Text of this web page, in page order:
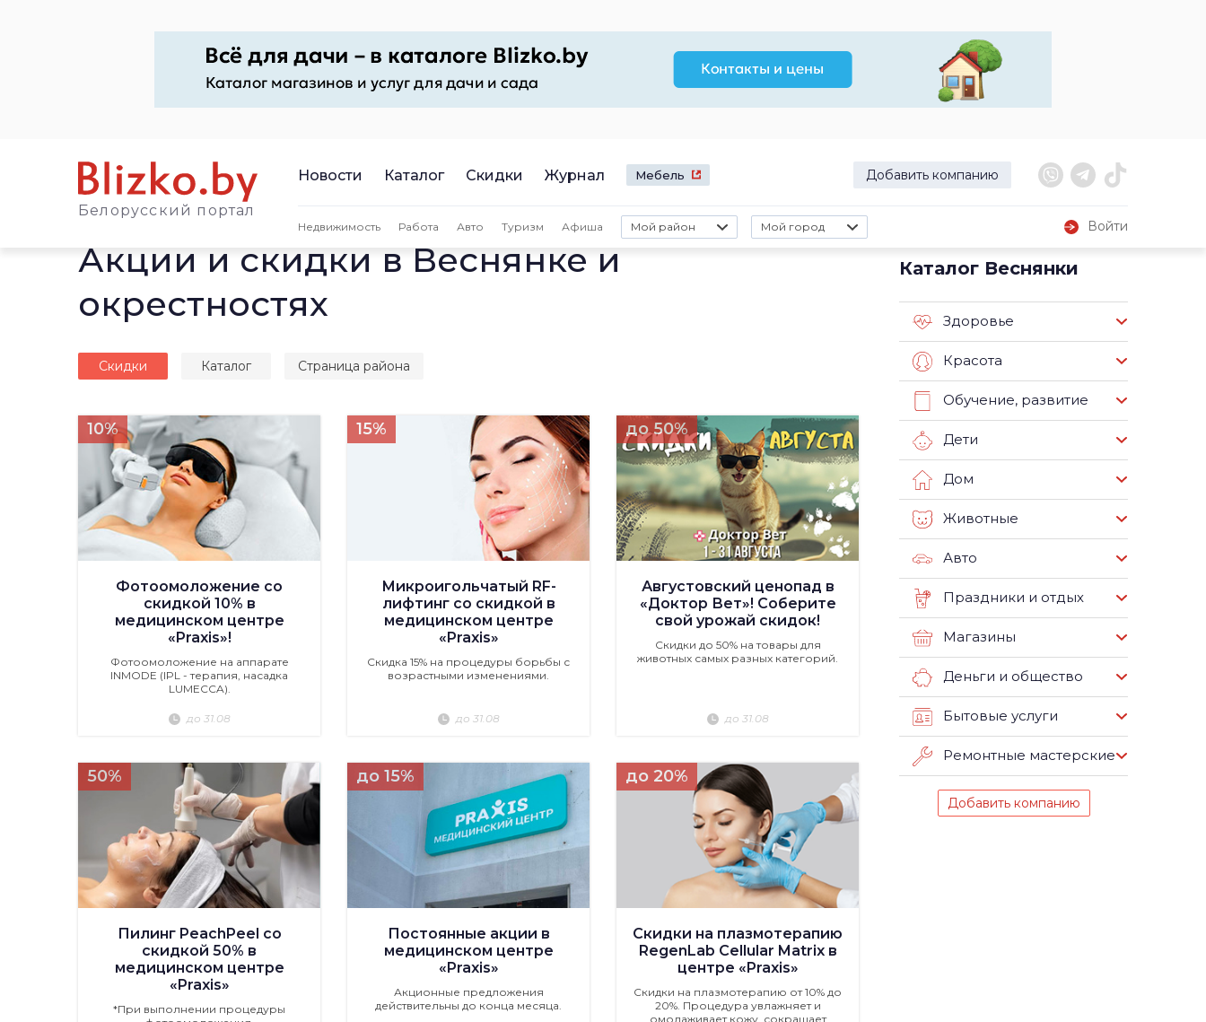
Белорусский портал
Новости Каталог Скидки Журнал Мебель Добавить компанию
Недвижимость Работа Авто Туризм Афиша Мой район Мой город Войти
Акции и скидки в Веснянке и
окрестностях
Скидки Каталог Страница района
10%
Фотоомоложение со
скидкой 10% в
медицинском центре
«Praxis»!
Фотоомоложение на аппарате
INMODE (IPL - терапия, насадка
LUMECCA).
до 31.08
15%
Микроигольчатый RF-
лифтинг со скидкой в
медицинском центре
«Praxis»
Скидка 15% на процедуры борьбы с
возрастными изменениями.
до 31.08
до 50%
Августовский ценопад в
«Доктор Вет»! Соберите
свой урожай скидок!
Скидки до 50% на товары для
животных самых разных категорий.
до 31.08
50%
Пилинг PeachPeel со
скидкой 50% в
медицинском центре
«Praxis»
*При выполнении процедуры
до 15%
Постоянные акции в
медицинском центре
«Praxis»
Акционные предложения
действительны до конца месяца.
до 20%
Скидки на плазмотерапию
RegenLab Cellular Matrix в
центре «Praxis»
Скидки на плазмотерапию от 10% до
20%. Процедура увлажняет и
омолаживает кожу, сокращает
Каталог Веснянки
Здоровье
Красота
Обучение, развитие
Дети
Дом
Животные
Авто
Праздники и отдых
Магазины
Деньги и общество
Бытовые услуги
Ремонтные мастерские
Добавить компанию